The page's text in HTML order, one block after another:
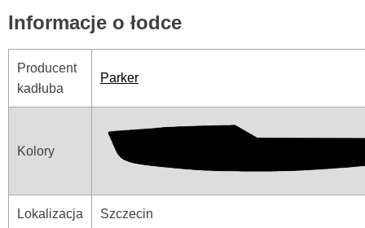
Informacje o łodce
Producent
kadłuba
Parker
Kolory
Lokalizacja Szczecin